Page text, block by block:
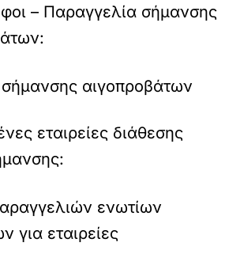
– Παραγγελία σήμανσης
αιγοπροβάτων
εταιρείες διάθεσης
ενωτίων
για εταιρείες